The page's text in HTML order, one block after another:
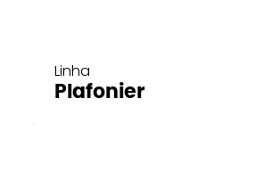
Linha
Plafonier